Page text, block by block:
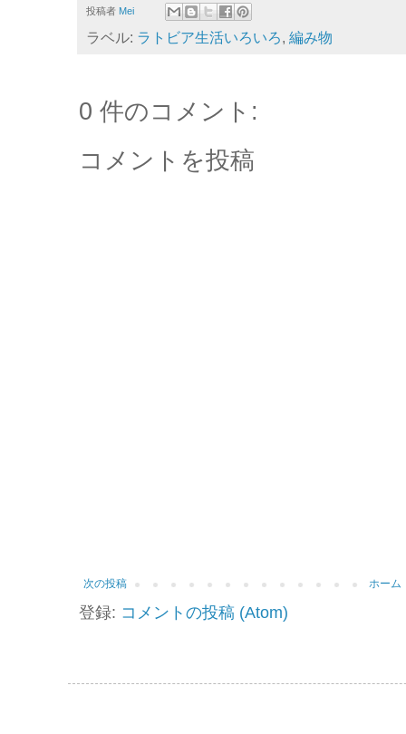
投稿者 Mei
ラベル: ラトビア生活いろいろ, 編み物
0 件のコメント:
コメントを投稿
次の投稿 ホーム
登録: コメントの投稿 (Atom)